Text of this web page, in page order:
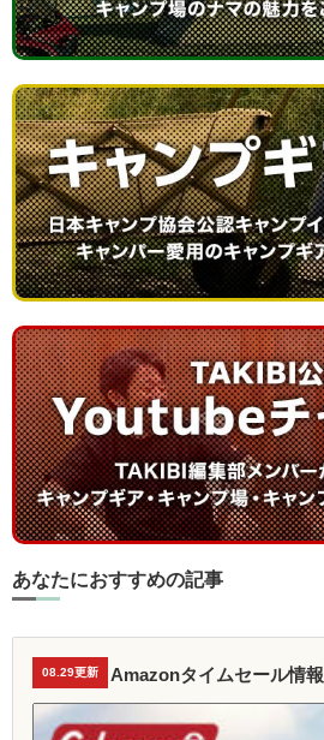
あなたにおすすめの記事
08.29更新 Amazonタイムセール情報